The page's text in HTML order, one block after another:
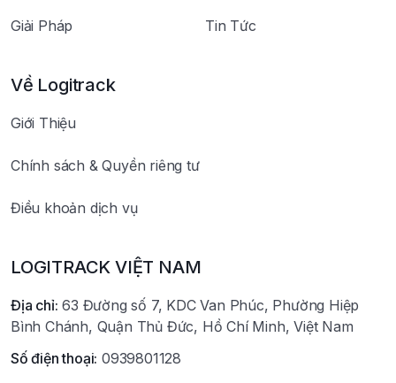
Giải Pháp Tin Tức
Về Logitrack
Giới Thiệu
Chính sách & Quyền riêng tư
Điều khoản dịch vụ
LOGITRACK VIỆT NAM
Địa chỉ: 63 Đường số 7, KDC Van Phúc, Phường Hiệp
Bình Chánh, Quận Thủ Đức, Hồ Chí Minh, Việt Nam
Số điện thoại: 0939801128